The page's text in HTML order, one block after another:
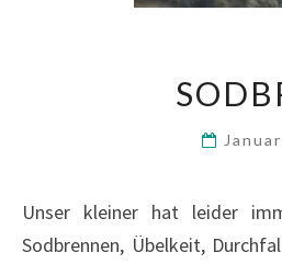
Unser kleiner hat leider
Sodbrennen, Übelkeit,